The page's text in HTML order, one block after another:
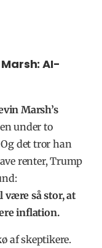
AI-
Marsh’s
under to
det tror han
renter, Trump
være så stor, at
inflation.
af skeptikere.